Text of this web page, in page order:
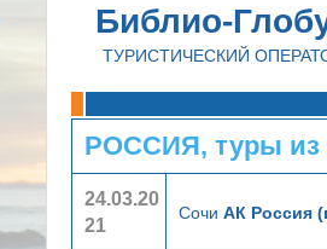
Библио-
ТУРИСТИЧЕСКИЙ
РОССИЯ, туры
24.03.20
21
Сочи АК Россия